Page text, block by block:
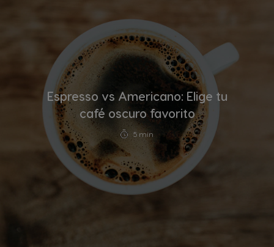
Espresso vs Americano: Elige tu
café oscuro favorito
5 min